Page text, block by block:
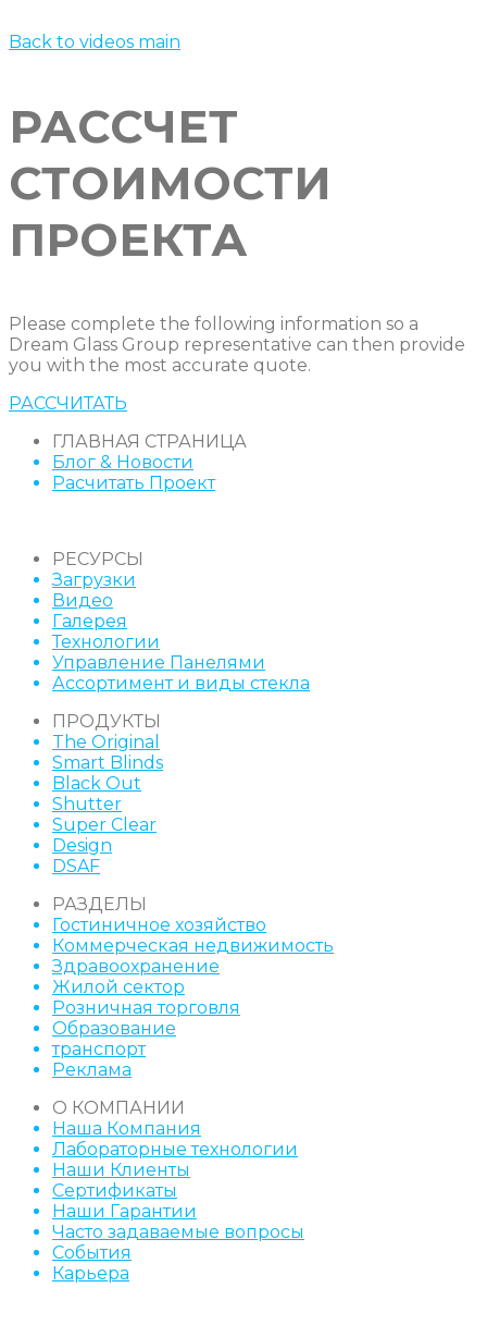
Back to videos main
РАССЧЕТ
СТОИМОСТИ
ПРОЕКТА
Please complete the following information so a
Dream Glass Group representative can then provide
you with the most accurate quote.
РАССЧИТАТЬ
ГЛАВНАЯ СТРАНИЦА
Блог & Новости
Расчитать Проект
РЕСУРСЫ
Загрузки
Видео
Галерея
Технологии
Управление Панелями
Ассортимент и виды стекла
ПРОДУКТЫ
The Original
Smart Blinds
Black Out
Shutter
Super Clear
Design
DSAF
РАЗДЕЛЫ
Гостиничное хозяйство
Коммерческая недвижимость
Здравоохранение
Жилой сектор
Розничная торговля
Образование
транспорт
Реклама
О КОМПАНИИ
Наша Компания
Лабораторные технологии
Наши Клиенты
Сертификаты
Наши Гарантии
Часто задаваемые вопросы
События
Карьера